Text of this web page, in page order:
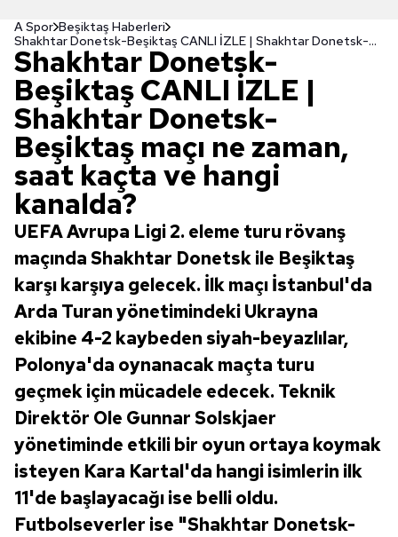
A Spor Beşiktaş Haberleri
Shakhtar Donetsk-Beşiktaş CANLI İZLE | Shakhtar Donetsk-Beşiktaş maçı ne zaman, saat kaçta ve hangi kanalda?
Shakhtar Donetsk-
Beşiktaş CANLI İZLE |
Shakhtar Donetsk-
Beşiktaş maçı ne zaman,
saat kaçta ve hangi
kanalda?
UEFA Avrupa Ligi 2. eleme turu rövanş
maçında Shakhtar Donetsk ile Beşiktaş
karşı karşıya gelecek. İlk maçı İstanbul'da
Arda Turan yönetimindeki Ukrayna
ekibine 4-2 kaybeden siyah-beyazlılar,
Polonya'da oynanacak maçta turu
geçmek için mücadele edecek. Teknik
Direktör Ole Gunnar Solskjaer
yönetiminde etkili bir oyun ortaya koymak
isteyen Kara Kartal'da hangi isimlerin ilk
11'de başlayacağı ise belli oldu.
Futbolseverler ise "Shakhtar Donetsk-